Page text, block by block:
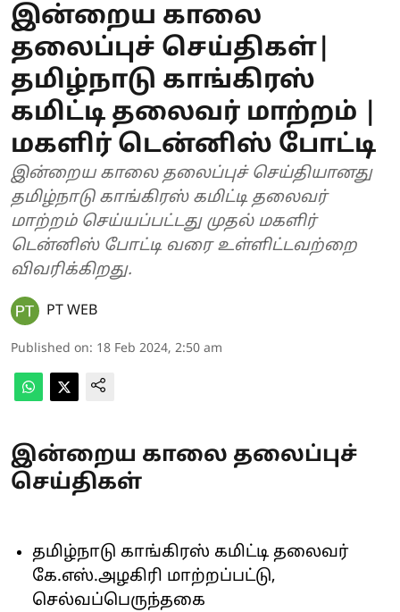
இன்றைய காலை
தலைப்புச் செய்திகள்|
தமிழ்நாடு காங்கிரஸ்
கமிட்டி தலைவர் மாற்றம் |
மகளிர் டென்னிஸ் போட்டி
இன்றைய காலை தலைப்புச் செய்தியானது
தமிழ்நாடு காங்கிரஸ் கமிட்டி தலைவர்
மாற்றம் செய்யப்பட்டது முதல் மகளிர்
டென்னிஸ் போட்டி வரை உள்ளிட்டவற்றை
விவரிக்கிறது.
PT WEB
Published on: 18 Feb 2024, 2:50 am
இன்றைய காலை தலைப்புச்
செய்திகள்
தமிழ்நாடு காங்கிரஸ் கமிட்டி தலைவர்
கே.எஸ்.அழகிரி மாற்றப்பட்டு,
செல்வப்பெருந்தகை